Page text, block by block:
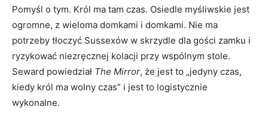
Pomyśl o tym. Król ma tam czas. Osiedle myśliwskie jest
ogromne, z wieloma domkami i domkami. Nie ma
potrzeby tłoczyć Sussexów w skrzydle dla gości zamku i
ryzykować niezręcznej kolacji przy wspólnym stole.
Seward powiedział The Mirror, że jest to „jedyny czas,
kiedy król ma wolny czas” i jest to logistycznie
wykonalne.